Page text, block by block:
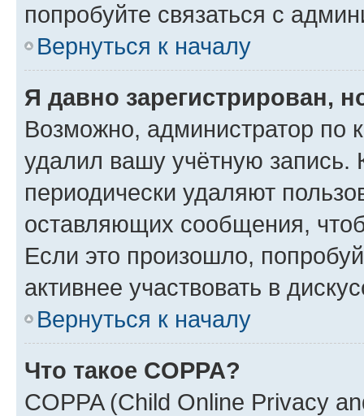
попробуйте связаться с
Вернуться к началу
Я давно зарегистрирован,
Возможно, администратор по
удалил вашу учётную запись.
периодически удаляют
оставляющих сообщения,
Если это произошло,
активнее участвовать в
Вернуться к началу
Что такое COPPA?
COPPA (Child Online Privacy